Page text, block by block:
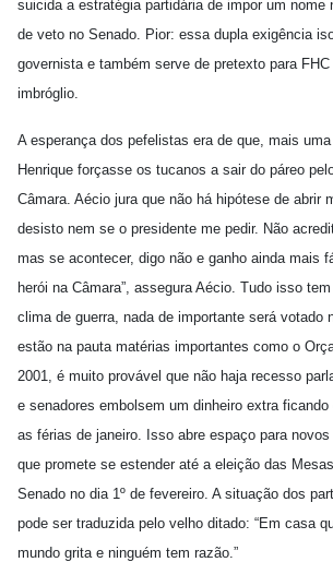
suicida a estratégia partidária de impor um nome
de veto no Senado. Pior: essa dupla exigência
governista e também serve de pretexto para
imbróglio.
A esperança dos pefelistas era de que, mais
Henrique forçasse os tucanos a sair do páreo
Câmara. Aécio jura que não há hipótese de abrir
desisto nem se o presidente me pedir. Não
mas se acontecer, digo não e ganho ainda mais
herói na Câmara”, assegura Aécio. Tudo isso
clima de guerra, nada de importante será votado
estão na pauta matérias importantes como o
2001, é muito provável que não haja recesso
e senadores embolsem um dinheiro extra
as férias de janeiro. Isso abre espaço para
que promete se estender até a eleição das
Senado no dia 1º de fevereiro. A situação dos
pode ser traduzida pelo velho ditado: “Em casa
mundo grita e ninguém tem razão.”